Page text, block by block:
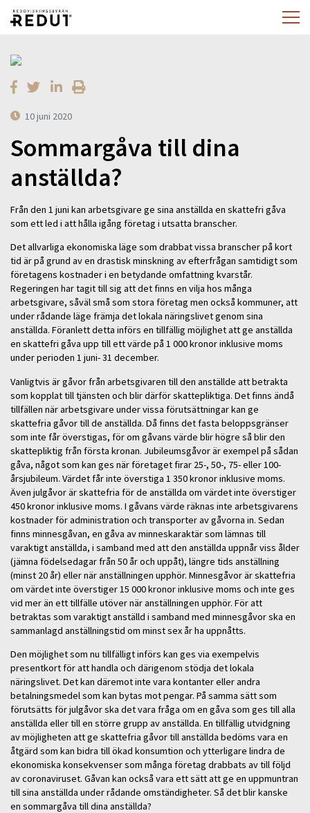
10 juni 2020
Sommargåva till dina
anställda?
Från den 1 juni kan arbetsgivare ge sina anställda en skattefri gåva
som ett led i att hålla igång företag i utsatta branscher.
Det allvarliga ekonomiska läge som drabbat vissa branscher på kort
tid är på grund av en drastisk minskning av efterfrågan samtidigt som
företagens kostnader i en betydande omfattning kvarstår.
Regeringen har tagit till sig att det finns en vilja hos många
arbetsgivare, såväl små som stora företag men också kommuner, att
under rådande läge främja det lokala näringslivet genom sina
anställda. Föranlett detta införs en tillfällig möjlighet att ge anställda
en skattefri gåva upp till ett värde på 1 000 kronor inklusive moms
under perioden 1 juni- 31 december.
Vanligtvis är gåvor från arbetsgivaren till den anställde att betrakta
som kopplat till tjänsten och blir därför skattepliktiga. Det finns ändå
tillfällen när arbetsgivare under vissa förutsättningar kan ge
skattefria gåvor till de anställda. Då finns det fasta beloppsgränser
som inte får överstigas, för om gåvans värde blir högre så blir den
skattepliktig från första kronan. Jubileumsgåvor är exempel på sådan
gåva, något som kan ges när företaget firar 25-, 50-, 75- eller 100-
årsjubileum. Värdet får inte överstiga 1 350 kronor inklusive moms.
Även julgåvor är skattefria för de anställda om värdet inte överstiger
450 kronor inklusive moms. I gåvans värde räknas inte arbetsgivarens
kostnader för administration och transporter av gåvorna in. Sedan
finns minnesgåvan, en gåva av minneskaraktär som lämnas till
varaktigt anställda, i samband med att den anställda uppnår viss ålder
(jämna födelsedagar från 50 år och uppåt), längre tids anställning
(minst 20 år) eller när anställningen upphör. Minnesgåvor är skattefria
om värdet inte överstiger 15 000 kronor inklusive moms och inte ges
vid mer än ett tillfälle utöver när anställningen upphör. För att
betraktas som varaktigt anställd i samband med minnesgåvor ska en
sammanlagd anställningstid om minst sex år ha uppnåtts.
Den möjlighet som nu tillfälligt införs kan ges via exempelvis
presentkort för att handla och därigenom stödja det lokala
näringslivet. Det kan däremot inte vara kontanter eller andra
betalningsmedel som kan bytas mot pengar. På samma sätt som
förutsätts för julgåvor ska det vara fråga om en gåva som ges till alla
anställda eller till en större grupp av anställda. En tillfällig utvidgning
av möjligheten att ge skattefria gåvor till anställda bedöms vara en
åtgärd som kan bidra till ökad konsumtion och ytterligare lindra de
ekonomiska konsekvenser som många företag drabbats av till följd
av coronaviruset. Gåvan kan också vara ett sätt att ge en uppmuntran
till sina anställda under rådande omständigheter. Så det blir kanske
en sommargåva till dina anställda?